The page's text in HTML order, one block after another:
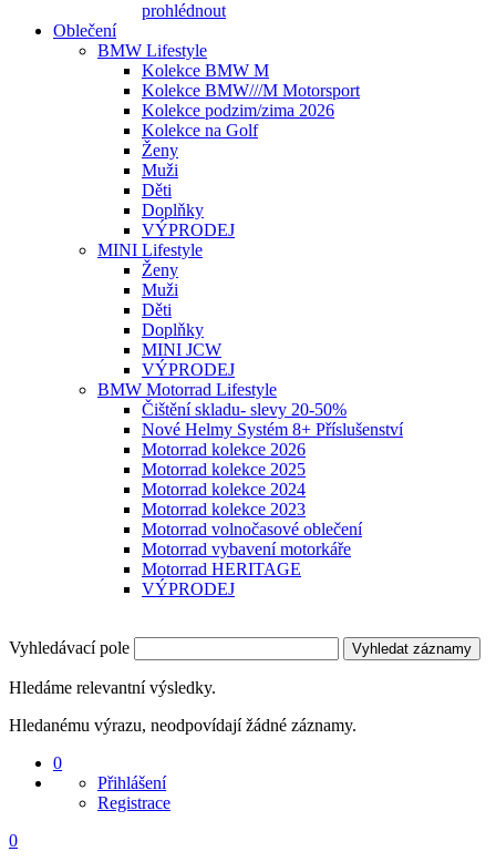
prohlédnout
Oblečení
BMW Lifestyle
Kolekce BMW M
Kolekce BMW///M Motorsport
Kolekce podzim/zima 2026
Kolekce na Golf
Ženy
Muži
Děti
Doplňky
VÝPRODEJ
MINI Lifestyle
Ženy
Muži
Děti
Doplňky
MINI JCW
VÝPRODEJ
BMW Motorrad Lifestyle
Čištění skladu- slevy 20-50%
Nové Helmy Systém 8+ Příslušenství
Motorrad kolekce 2026
Motorrad kolekce 2025
Motorrad kolekce 2024
Motorrad kolekce 2023
Motorrad volnočasové oblečení
Motorrad vybavení motorkáře
Motorrad HERITAGE
VÝPRODEJ
Vyhledávací pole Vyhledat záznamy
Hledáme relevantní výsledky.
Hledanému výrazu, neodpovídají žádné záznamy.
0
Přihlášení
Registrace
0